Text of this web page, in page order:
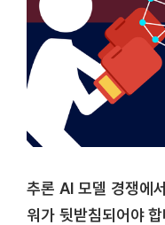
추론 AI 모델 경쟁에
워가 뒷받침되어야